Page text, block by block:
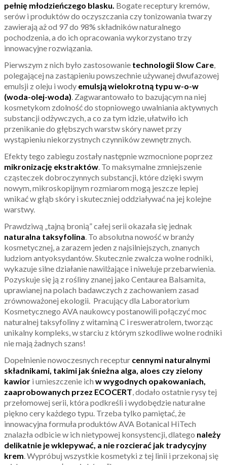
pełnię młodzieńczego blasku. Bogate receptury kremów,
serów i produktów do oczyszczania czy tonizowania twarzy
zawierają aż od 97 do 98% składników naturalnego
pochodzenia, a do ich opracowania wykorzystano trzy
innowacyjne rozwiązania.
Pierwszym z nich było zastosowanie technologii Slow Care,
polegającej na zastąpieniu powszechnie używanej dwufazowej
emulsji z oleju i wody emulsją wielokrotną typu w-o-w
(woda-olej-woda). Zagwarantowało to bazującym na niej
kosmetykom zdolność do stopniowego uwalniania aktywnych
substancji odżywczych, a co za tym idzie, ułatwiło ich
przenikanie do głębszych warstw skóry nawet przy
wystąpieniu niekorzystnych czynników zewnętrznych.
Efekty tego zabiegu zostały następnie wzmocnione poprzez
mikronizację ekstraktów. To maksymalne zmniejszenie
cząsteczek dobroczynnych substancji, które dzięki swym
nowym, mikroskopijnym rozmiarom mogą jeszcze lepiej
wnikać w głąb skóry i skuteczniej oddziaływać na jej kolejne
warstwy.
Prawdziwą „tajną bronią” całej serii okazała się jednak
naturalna taksyfolina. To absolutna nowość w branży
kosmetycznej, a zarazem jeden z najsilniejszych, znanych
ludziom antyoksydantów. Skutecznie zwalcza wolne rodniki,
wykazuje silne działanie nawilżające i niweluje przebarwienia.
Pozyskuje się ją z rośliny znanej jako Centaurea Balsamita,
uprawianej na polach badawczych z zachowaniem zasad
zrównoważonej ekologii. Pracujący dla Laboratorium
Kosmetycznego AVA naukowcy postanowili połączyć moc
naturalnej taksyfoliny z witaminą C i resweratrolem, tworząc
unikalny kompleks, w starciu z którym szkodliwe wolne rodniki
nie mają żadnych szans!
Dopełnienie nowoczesnych receptur cennymi naturalnymi
składnikami, takimi jak śnieżna alga, aloes czy zielony
kawior i umieszczenie ich w wygodnych opakowaniach,
zaaprobowanych przez ECOCERT, dodało ostatnie rysy tej
przełomowej serii, która podkreśli i wydobędzie naturalne
piękno cery każdego typu. Trzeba tylko pamiętać, że
innowacyjna formuła produktów AVA Botanical HiTech
znalazła odbicie w ich nietypowej konsystencji, dlatego należy
delikatnie je wklepywać, a nie rozcierać jak tradycyjny
krem. Wypróbuj wszystkie kosmetyki z tej linii i przekonaj się